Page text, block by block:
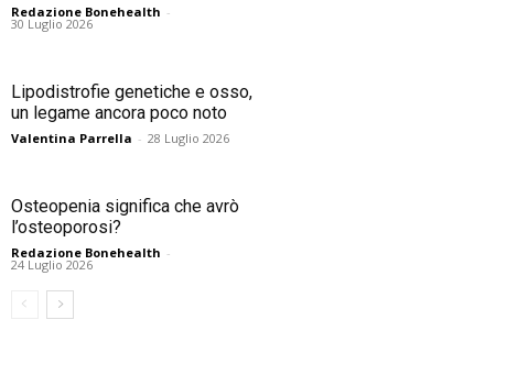
Redazione Bonehealth -
30 Luglio 2026
Lipodistrofie genetiche e osso,
un legame ancora poco noto
Valentina Parrella - 28 Luglio 2026
Osteopenia significa che avrò
l’osteoporosi?
Redazione Bonehealth -
24 Luglio 2026